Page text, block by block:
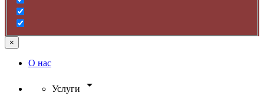
×
О нас
Услуги arrow_drop_down